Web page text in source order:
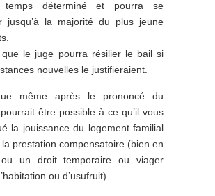
déterminé et pourra se
jusqu’à la majorité du plus jeune
que le juge pourra résilier le bail si
nouvelles le justifieraient.
même après le prononcé du
être possible à ce qu’il vous
la jouissance du logement familial
prestation compensatoire (bien en
ou un droit temporaire ou viager
ou d’usufruit).